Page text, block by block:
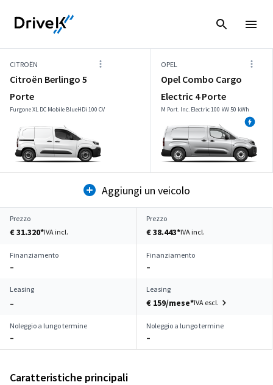
CITROËN
Citroën Berlingo 5
Porte
Furgone XL DC Mobile BlueHDi 100 CV
OPEL
Opel Combo Cargo
Electric 4 Porte
M Port. Inc. Electric 100 kW 50 kWh
Aggiungi un veicolo
Prezzo
€ 31.320*IVA incl.
Prezzo
€ 38.443*IVA incl.
Finanziamento
–
Finanziamento
–
Leasing
–
Leasing
€ 159/mese*IVA escl.
Noleggio a lungo termine
–
Noleggio a lungo termine
–
Caratteristiche principali